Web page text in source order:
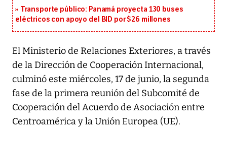
Transporte público: Panamá proyecta 130 buses
eléctricos con apoyo del BID por $26 millones
El Ministerio de Relaciones Exteriores, a través
de la Dirección de Cooperación Internacional,
culminó este miércoles, 17 de junio, la segunda
fase de la primera reunión del Subcomité de
Cooperación del Acuerdo de Asociación entre
Centroamérica y la Unión Europea (UE).